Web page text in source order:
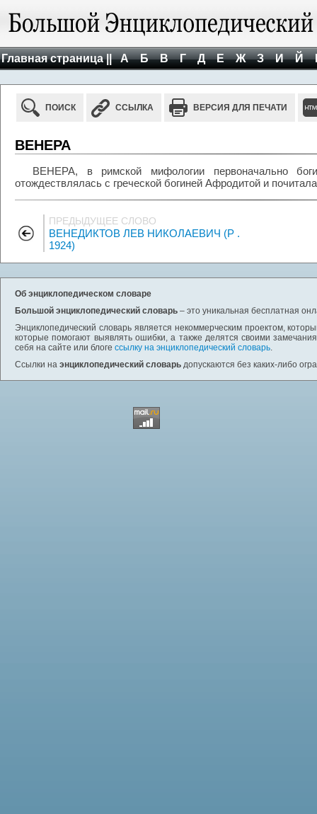
Главная страница || А Б В Г Д Е Ж З И Й
ПОИСК ССЫЛКА ВЕРСИЯ ДЛЯ ПЕЧАТИ
ВЕНЕРА
ВЕНЕРА, в римской мифологии первоначально
отождествлялась с греческой богиней Афродитой и
ПРЕДЫДУЩЕЕ СЛОВО
ВЕНЕДИКТОВ ЛЕВ НИКОЛАЕВИЧ (Р .
1924)
Об энциклопедическом словаре
Большой энциклопедический словарь – это уникальная бесплатная
Энциклопедический словарь является некоммерческим проектом,
которые помогают выявлять ошибки, а также делятся своими
себя на сайте или блоге ссылку на энциклопедический словарь.
Ссылки на энциклопедический словарь допускаются без каких-либо